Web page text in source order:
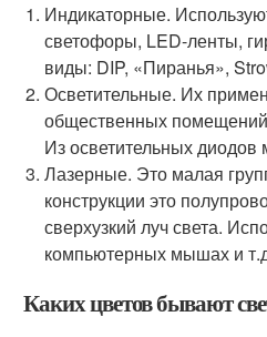
Индикаторные.
светофоры, LED-ленты,
виды: DIP, «Пиранья»,
Осветительные. Их
общественных
Из осветительных
Лазерные. Это малая
конструкции это
сверхузкий луч света.
компьютерных мышах и
Каких цветов бывают